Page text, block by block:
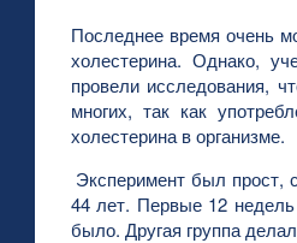
Последнее время очень
холестерина. Однако,
провели исследования,
многих, так как
холестерина в организме.
Эксперимент был прост,
44 лет. Первые 12 недель
было. Другая группа